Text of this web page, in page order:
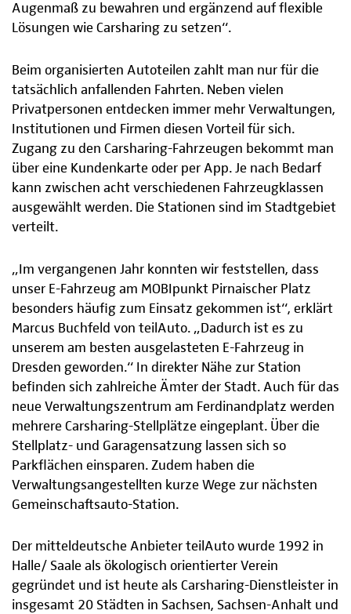
Augenmaß zu bewahren und ergänzend auf flexible
Lösungen wie Carsharing zu setzen“.
Beim organisierten Autoteilen zahlt man nur für die
tatsächlich anfallenden Fahrten. Neben vielen
Privatpersonen entdecken immer mehr Verwaltungen,
Institutionen und Firmen diesen Vorteil für sich.
Zugang zu den Carsharing-Fahrzeugen bekommt man
über eine Kundenkarte oder per App. Je nach Bedarf
kann zwischen acht verschiedenen Fahrzeugklassen
ausgewählt werden. Die Stationen sind im Stadtgebiet
verteilt.
„Im vergangenen Jahr konnten wir feststellen, dass
unser E-Fahrzeug am MOBIpunkt Pirnaischer Platz
besonders häufig zum Einsatz gekommen ist“, erklärt
Marcus Buchfeld von teilAuto. „Dadurch ist es zu
unserem am besten ausgelasteten E-Fahrzeug in
Dresden geworden.“ In direkter Nähe zur Station
befinden sich zahlreiche Ämter der Stadt. Auch für das
neue Verwaltungszentrum am Ferdinandplatz werden
mehrere Carsharing-Stellplätze eingeplant. Über die
Stellplatz- und Garagensatzung lassen sich so
Parkflächen einsparen. Zudem haben die
Verwaltungsangestellten kurze Wege zur nächsten
Gemeinschaftsauto-Station.
Der mitteldeutsche Anbieter teilAuto wurde 1992 in
Halle/ Saale als ökologisch orientierter Verein
gegründet und ist heute als Carsharing-Dienstleister in
insgesamt 20 Städten in Sachsen, Sachsen-Anhalt und